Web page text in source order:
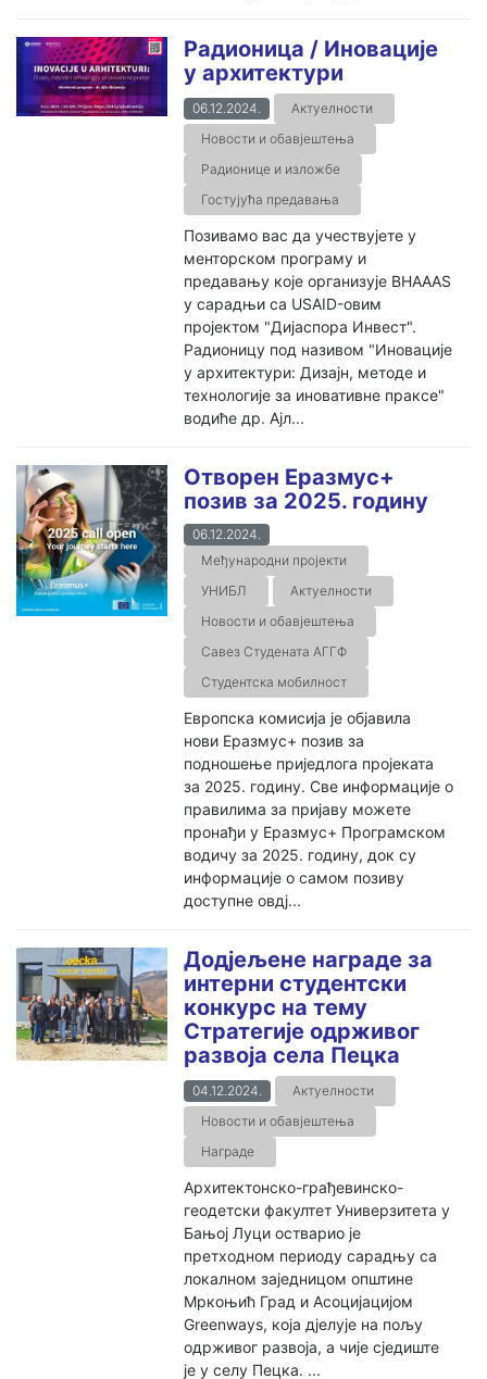
Радионица / Иновације
у архитектури
06.12.2024.
Актуелности
Новости и обавјештења
Радионице и изложбе
Гостујућа предавања
Позивамо вас да учествујете у
менторском програму и
предавању које организује BHAAAS
у сарадњи са USAID-овим
пројектом "Дијаспора Инвест".
Радионицу под називом "Иновације
у архитектури: Дизајн, методе и
технологије за иновативне праксе"
водиће др. Ајл...
Отворен Еразмус+
позив за 2025. годину
06.12.2024.
Међународни пројекти
УНИБЛ
Актуелности
Новости и обавјештења
Савез Студената АГГФ
Студентска мобилност
Европска комисија је објавила
нови Еразмус+ позив за
подношење приједлога пројеката
за 2025. годину. Све информације о
правилима за пријаву можете
пронађи у Еразмус+ Програмском
водичу за 2025. годину, док су
информације о самом позиву
доступне овдј...
Додјељене награде за
интерни студентски
конкурс на тему
Стратегије одрживог
развоја села Пецка
04.12.2024.
Актуелности
Новости и обавјештења
Награде
Архитектонско-грађевинско-
геодетски факултет Универзитета у
Бањој Луци остварио је
претходном периоду сарадњу са
локалном заједницом општине
Мркоњић Град и Асоцијацијом
Greenways, која дјелује на пољу
одрживог развоја, а чије сједиште
је у селу Пецка. ...